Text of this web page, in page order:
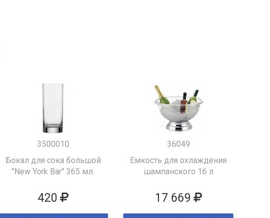
3500010
Бокал для сока большой
"New York Bar" 365 мл.
420
36049
Емкость для охлаждения
шампанского 16 л
17 669